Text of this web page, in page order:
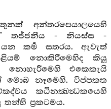
අන්තරපෙයාලයෙහි
තජ්ජනීය - නියස්ස -
කර්‍ම සතරය. ඇවැත්
නොකිරීමෙහිද කියූ
නොහැරීමෙහි එකෙකැයි
මොබ නෑමෙහි. විප්පකත
කඨිනක්‍ඛන්‍ධකයෙහි
ප්‍රකටමය.